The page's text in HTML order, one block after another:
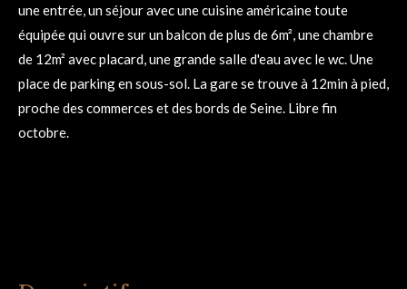
une entrée, un séjour avec une cuisine américaine toute
équipée qui ouvre sur un balcon de plus de 6m², une chambre
de 12m² avec placard, une grande salle d'eau avec le wc. Une
place de parking en sous-sol. La gare se trouve à 12min à pied,
proche des commerces et des bords de Seine. Libre fin
octobre.